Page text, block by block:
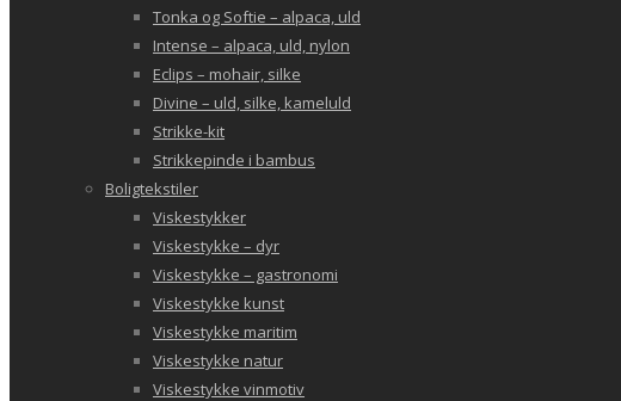
Tonka og Softie – alpaca, uld
Intense – alpaca, uld, nylon
Eclips – mohair, silke
Divine – uld, silke, kameluld
Strikke-kit
Strikkepinde i bambus
Boligtekstiler
Viskestykker
Viskestykke – dyr
Viskestykke – gastronomi
Viskestykke kunst
Viskestykke maritim
Viskestykke natur
Viskestykke vinmotiv